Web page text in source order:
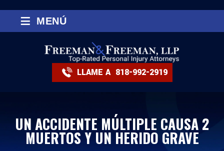
LLAME A 818-992-2919
≡ MENÚ
UN ACCIDENTE MÚLTIPLE CAUSA 2
MUERTOS Y UN HERIDO GRAVE